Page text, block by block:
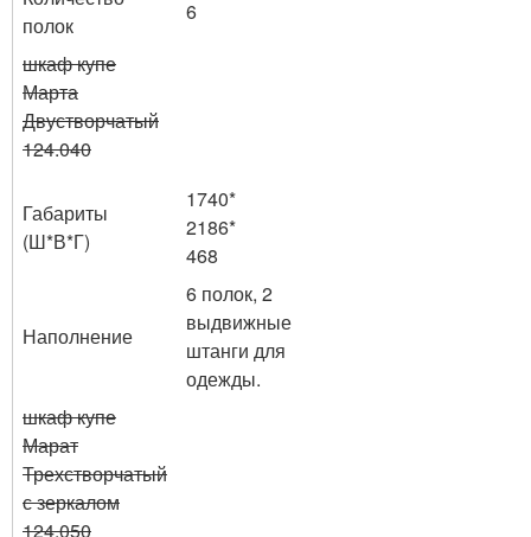
полок
6
шкаф купе
Марта
Двустворчатый
124.040
Габариты
(Ш*В*Г)
1740*
2186*
468
Наполнение
6 полок, 2
выдвижные
штанги для
одежды.
шкаф купе
Марат
Трехстворчатый
с зеркалом
124.050